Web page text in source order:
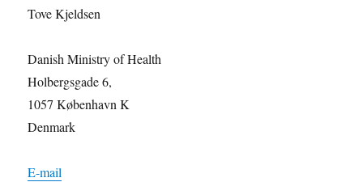
Tove Kjeldsen
Danish Ministry of Health
Holbergsgade 6,
1057 København K
Denmark
E-mail